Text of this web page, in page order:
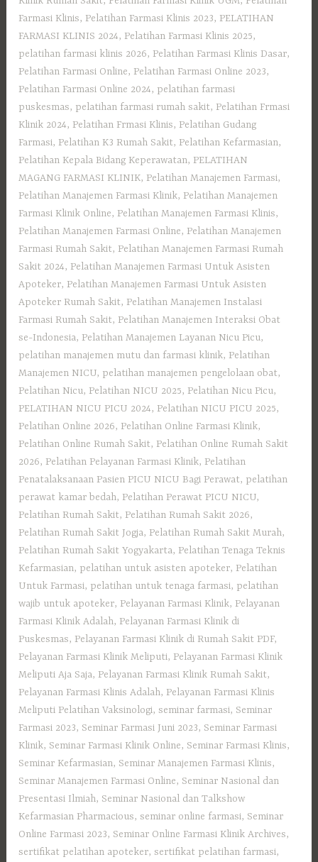
Farmasi Klinis, Pelatihan Farmasi Klinis 2023, PELATIHAN
FARMASI KLINIS 2024, Pelatihan Farmasi Klinis 2025,
pelatihan farmasi klinis 2026, Pelatihan Farmasi Klinis Dasar,
Pelatihan Farmasi Online, Pelatihan Farmasi Online 2023,
Pelatihan Farmasi Online 2024, pelatihan farmasi
puskesmas, pelatihan farmasi rumah sakit, Pelatihan Frmasi
Klinik 2024, Pelatihan Frmasi Klinis, Pelatihan Gudang
Farmasi, Pelatihan K3 Rumah Sakit, Pelatihan Kefarmasian,
Pelatihan Kepala Bidang Keperawatan, PELATIHAN
MAGANG FARMASI KLINIK, Pelatihan Manajemen Farmasi,
Pelatihan Manajemen Farmasi Klinik, Pelatihan Manajemen
Farmasi Klinik Online, Pelatihan Manajemen Farmasi Klinis,
Pelatihan Manajemen Farmasi Online, Pelatihan Manajemen
Farmasi Rumah Sakit, Pelatihan Manajemen Farmasi Rumah
Sakit 2024, Pelatihan Manajemen Farmasi Untuk Asisten
Apoteker, Pelatihan Manajemen Farmasi Untuk Asisten
Apoteker Rumah Sakit, Pelatihan Manajemen Instalasi
Farmasi Rumah Sakit, Pelatihan Manajemen Interaksi Obat
se-Indonesia, Pelatihan Manajemen Layanan Nicu Picu,
pelatihan manajemen mutu dan farmasi klinik, Pelatihan
Manajemen NICU, pelatihan manajemen pengelolaan obat,
Pelatihan Nicu, Pelatihan NICU 2025, Pelatihan Nicu Picu,
PELATIHAN NICU PICU 2024, Pelatihan NICU PICU 2025,
Pelatihan Online 2026, Pelatihan Online Farmasi Klinik,
Pelatihan Online Rumah Sakit, Pelatihan Online Rumah Sakit
2026, Pelatihan Pelayanan Farmasi Klinik, Pelatihan
Penatalaksanaan Pasien PICU NICU Bagi Perawat, pelatihan
perawat kamar bedah, Pelatihan Perawat PICU NICU,
Pelatihan Rumah Sakit‎, Pelatihan Rumah Sakit 2026,
Pelatihan Rumah Sakit Jogja, Pelatihan Rumah Sakit Murah,
Pelatihan Rumah Sakit Yogyakarta, Pelatihan Tenaga Teknis
Kefarmasian, pelatihan untuk asisten apoteker, Pelatihan
Untuk Farmasi, pelatihan untuk tenaga farmasi, pelatihan
wajib untuk apoteker, Pelayanan Farmasi Klinik, Pelayanan
Farmasi Klinik Adalah, Pelayanan Farmasi Klinik di
Puskesmas, Pelayanan Farmasi Klinik di Rumah Sakit PDF,
Pelayanan Farmasi Klinik Meliputi, Pelayanan Farmasi Klinik
Meliputi Aja Saja, Pelayanan Farmasi Klinik Rumah Sakit,
Pelayanan Farmasi Klinis Adalah, Pelayanan Farmasi Klinis
Meliputi Pelatihan Vaksinologi,seminar farmasi, Seminar
Farmasi 2023, Seminar Farmasi Juni 2023, Seminar Farmasi
Klinik, Seminar Farmasi Klinik Online, Seminar Farmasi Klinis,
Seminar Kefarmasian, Seminar Manajemen Farmasi Klinis,
Seminar Manajemen Farmasi Online, Seminar Nasional dan
Presentasi Ilmiah, Seminar Nasional dan Talkshow
Kefarmasian Pharmacious,seminar online farmasi, Seminar
Online Farmasi 2023, Seminar Online Farmasi Klinik Archives,
sertifikat pelatihan apoteker,sertifikat pelatihan farmasi,